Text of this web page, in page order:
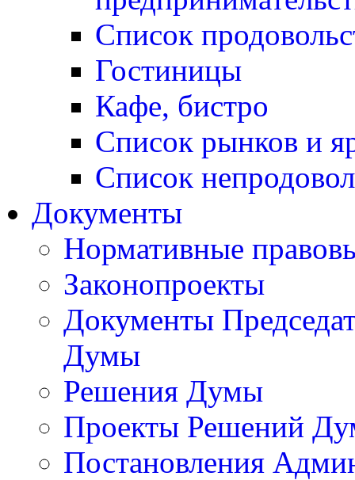
Список
Гостиницы
Кафе, бистро
Cписок рынков и
Список
Документы
Нормативные
Законопроекты
Документы
Думы
Решения Думы
Проекты Решений
Постановления